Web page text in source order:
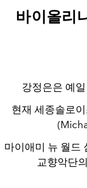
바이올리
강정은은 예
현재 세종솔로
마이애미 뉴 월드
교향악단